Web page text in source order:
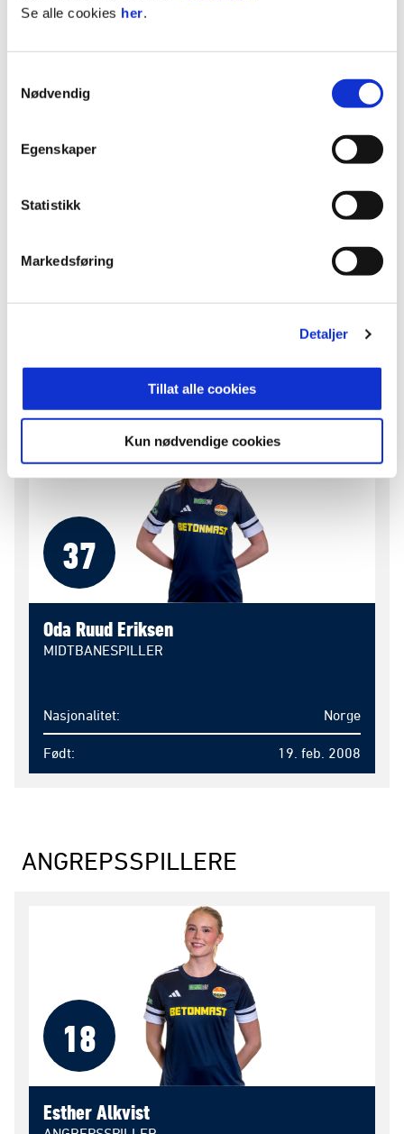
Se alle cookies her.
Nødvendig
Egenskaper
Statistikk
Markedsføring
Detaljer
Tillat alle cookies
Kun nødvendige cookies
26
Nasjonalitet Norge
28. mar. 2009
37
Oda Ruud Eriksen
MIDTBANESPILLER
Nasjonalitet Norge
Født 19. feb. 2008
ANGREPSSPILLERE
18
Esther Alkvist